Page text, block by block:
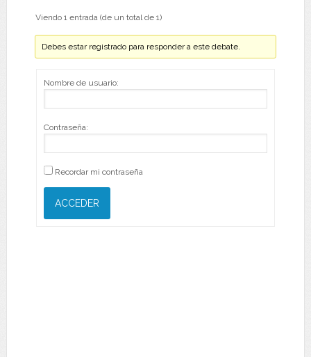
Viendo 1 entrada (de un total de 1)
Debes estar registrado para responder a este debate.
Nombre de usuario:
Contraseña:
Recordar mi contraseña
ACCEDER